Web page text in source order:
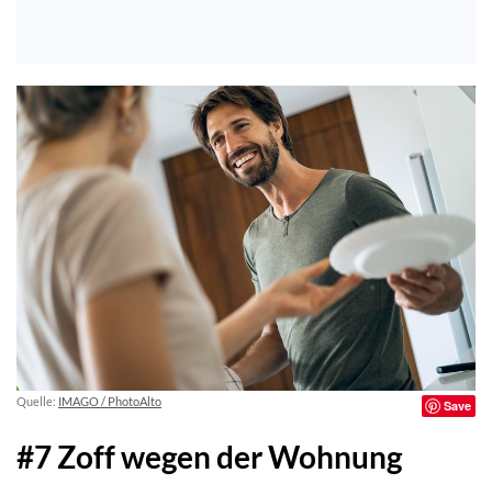
Quelle: IMAGO / PhotoAlto Save
#7 Zoff wegen der Wohnung